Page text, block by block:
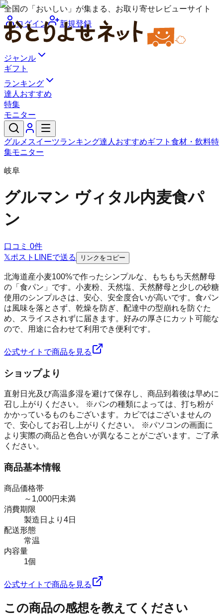
全国の「おいしい」が集まる、お取り寄せレビューサイト
ログイン
新規登録
ジャンル
ギフト
ランキング
達人おすすめ
特集
モニター
グルメ スイーツランキング達人おすすめギフト 食材・飲料特
集モニター
岐阜
グルマン ヴィタル内麦食パ
ン
口コミ 0件
𝕏ポスト LINEで送る リンクをコピー
北海道産小麦100%で作ったシンプルな、もちもち天然酵母
の「食パン」です。小麦粉、天然塩、天然酵母と少しの砂糖
使用のシンプルさは、安心、安全度合いが高いです。食パン
は風味を落とさず、乾燥を防ぎ、配達中の型崩れを防ぐた
め、スライスされずに届きます。好みの厚さにカット可能な
ので、用途に合わせて利用でき便利です。
公式サイトで商品を見る
ショップより
直射日光及び高温多湿を避けて保存し、商品到着後は早めに
召し上がりください。 ※パンの種類によっては、打ち粉が
かかっているものもございます。カビではございませんの
で、安心してお召し上がりください。 ※パソコンの画面に
より実際の商品と色合いが異なることがございます。ご了承
ください。
商品基本情報
商品価格帯
～1,000円未満
消費期限
製造日より4日
配送形態
常温
内容量
1個
公式サイトで商品を見る
この商品の感想を教えてください